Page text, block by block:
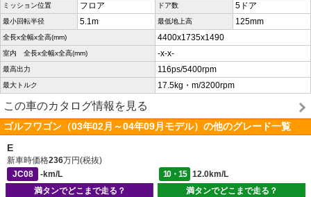
ミッション位置 フロア ドア数 5ドア
最小回転半径 5.1m 最低地上高 125mm
全長x全幅x全高(mm) 4400x1735x1490
室内 全長x全幅x全高(mm) -x-x-
最高出力 116ps/5400rpm
最大トルク 17.5kg・m/3200rpm
この車のカタログ情報を見る
ゴルフワゴン（03年02月～04年09月モデル）の他のグレード一覧
E
新車時価格236万円(税抜)
JC08
-km/L 10・15
12.0km/L
満タンでどこまで走る？
満タンでどこまで走る？